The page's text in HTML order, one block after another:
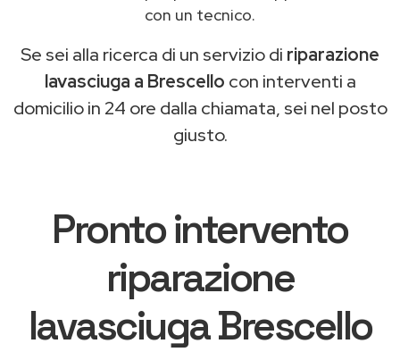
con un tecnico.
Se sei alla ricerca di un servizio di riparazione
lavasciuga a Brescello con interventi a
domicilio in 24 ore dalla chiamata, sei nel posto
giusto.
Pronto intervento
riparazione
lavasciuga Brescello